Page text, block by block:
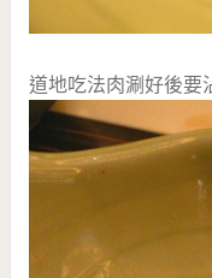
道地吃法肉涮好後要